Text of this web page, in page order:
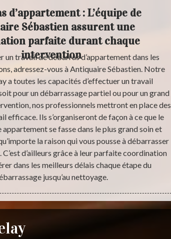
d’appartement : L’équipe de
Sébastien assurent une
parfaite durant chaque
intervention
un travail de débarras d’appartement dans les
adressez-vous à Antiquaire Sébastien. Notre
a toutes les capacités d’effectuer un travail
pour un débarrassage partiel ou pour un grand
nos professionnels mettront en place des
efficace. Ils s’organiseront de façon à ce que le
se fasse dans le plus grand soin et
la raison qui vous pousse à débarrasser
d’ailleurs grâce à leur parfaite coordination
dans les meilleurs délais chaque étape du
jusqu’au nettoyage.